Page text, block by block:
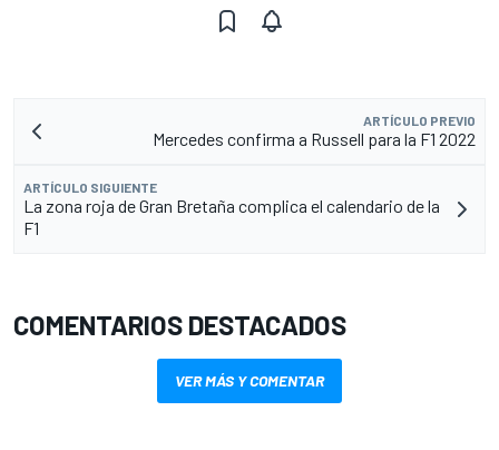
ARTÍCULO PREVIO
Mercedes confirma a Russell para la F1 2022
ARTÍCULO SIGUIENTE
La zona roja de Gran Bretaña complica el calendario de la
F1
COMENTARIOS DESTACADOS
VER MÁS Y COMENTAR